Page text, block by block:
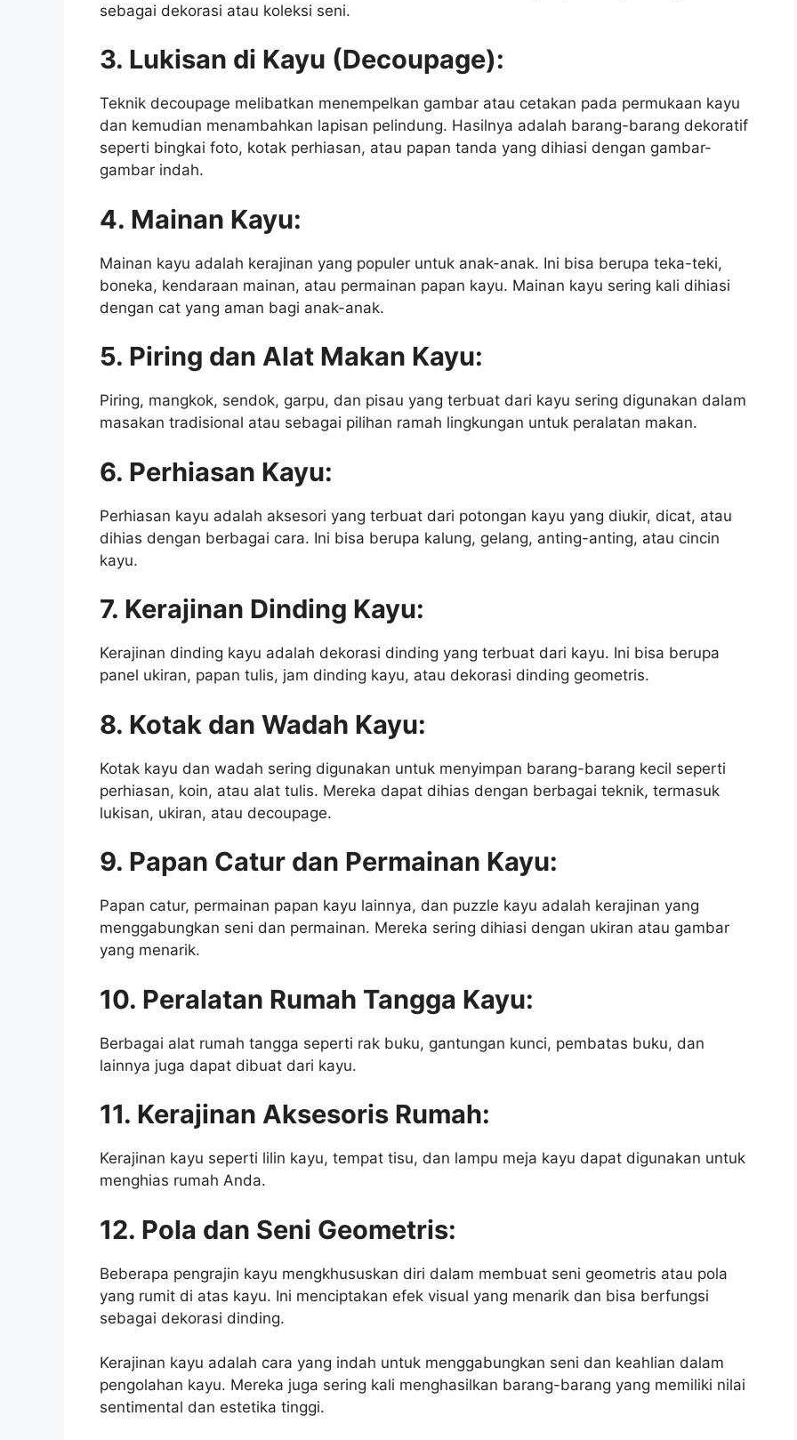
sebagai dekorasi atau koleksi seni.
3. Lukisan di Kayu (Decoupage):
Teknik decoupage melibatkan menempelkan gambar atau cetakan pada permukaan kayu
dan kemudian menambahkan lapisan pelindung. Hasilnya adalah barang-barang dekoratif
seperti bingkai foto, kotak perhiasan, atau papan tanda yang dihiasi dengan gambar-
gambar indah.
4. Mainan Kayu:
Mainan kayu adalah kerajinan yang populer untuk anak-anak. Ini bisa berupa teka-teki,
boneka, kendaraan mainan, atau permainan papan kayu. Mainan kayu sering kali dihiasi
dengan cat yang aman bagi anak-anak.
5. Piring dan Alat Makan Kayu:
Piring, mangkok, sendok, garpu, dan pisau yang terbuat dari kayu sering digunakan dalam
masakan tradisional atau sebagai pilihan ramah lingkungan untuk peralatan makan.
6. Perhiasan Kayu:
Perhiasan kayu adalah aksesori yang terbuat dari potongan kayu yang diukir, dicat, atau
dihias dengan berbagai cara. Ini bisa berupa kalung, gelang, anting-anting, atau cincin
kayu.
7. Kerajinan Dinding Kayu:
Kerajinan dinding kayu adalah dekorasi dinding yang terbuat dari kayu. Ini bisa berupa
panel ukiran, papan tulis, jam dinding kayu, atau dekorasi dinding geometris.
8. Kotak dan Wadah Kayu:
Kotak kayu dan wadah sering digunakan untuk menyimpan barang-barang kecil seperti
perhiasan, koin, atau alat tulis. Mereka dapat dihias dengan berbagai teknik, termasuk
lukisan, ukiran, atau decoupage.
9. Papan Catur dan Permainan Kayu:
Papan catur, permainan papan kayu lainnya, dan puzzle kayu adalah kerajinan yang
menggabungkan seni dan permainan. Mereka sering dihiasi dengan ukiran atau gambar
yang menarik.
10. Peralatan Rumah Tangga Kayu:
Berbagai alat rumah tangga seperti rak buku, gantungan kunci, pembatas buku, dan
lainnya juga dapat dibuat dari kayu.
11. Kerajinan Aksesoris Rumah:
Kerajinan kayu seperti lilin kayu, tempat tisu, dan lampu meja kayu dapat digunakan untuk
menghias rumah Anda.
12. Pola dan Seni Geometris:
Beberapa pengrajin kayu mengkhususkan diri dalam membuat seni geometris atau pola
yang rumit di atas kayu. Ini menciptakan efek visual yang menarik dan bisa berfungsi
sebagai dekorasi dinding.
Kerajinan kayu adalah cara yang indah untuk menggabungkan seni dan keahlian dalam
pengolahan kayu. Mereka juga sering kali menghasilkan barang-barang yang memiliki nilai
sentimental dan estetika tinggi.